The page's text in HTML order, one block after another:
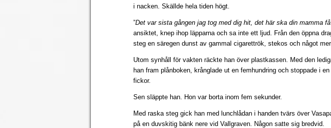
i nacken. Skällde hela tiden högt.
”Det var sista gången jag tog med dig hit, det här ska din mamma
ansiktet, knep ihop läpparna och sa inte ett ljud. Från den öppna
steg en säregen dunst av gammal cigarettrök, stekos och något
Utom synhåll för vakten räckte han över plastkassen. Med den
han fram plånboken, krånglade ut en femhundring och stoppade i
fickor.
Sen släppte han. Hon var borta inom fem sekunder.
Med raska steg gick han med lunchlådan i handen tvärs över
på en duvskitig bänk nere vid Vallgraven. Någon satte sig bredvid.